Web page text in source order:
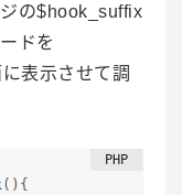
の$hook_suffix
ドを
表示させて調
( ) {